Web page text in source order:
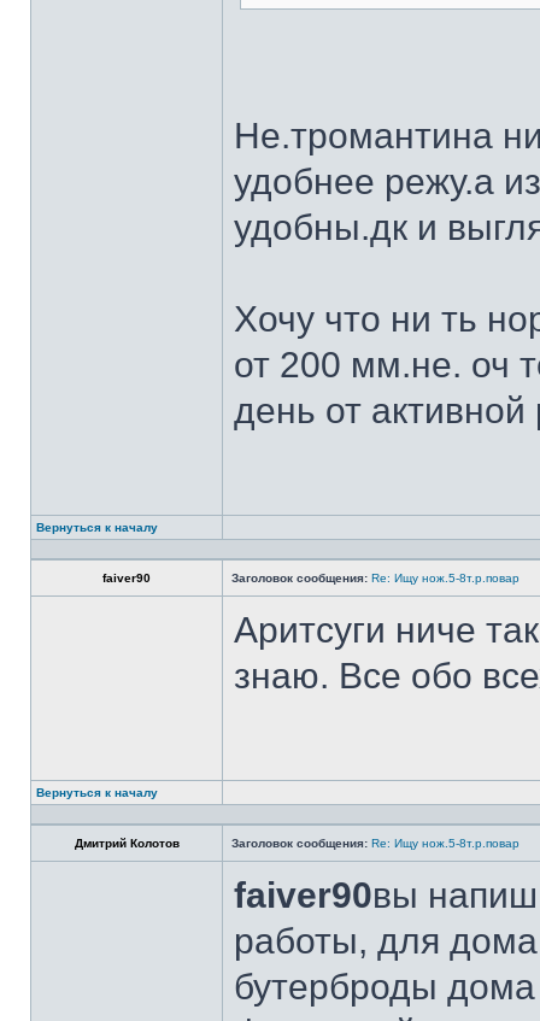
Не.тромантина
удобнее режу.а
удобны.дк и
Хочу что ни ть
от 200 мм.не. оч
день от
Вернуться к началу
faiver90 Заголовок сообщения: Re: Ищу нож.5-8т.р.повар
Аритсуги ниче
знаю. Все обо
Вернуться к началу
Дмитрий Колотов Заголовок сообщения: Re: Ищу нож.5-8т.р.повар
faiver90вы
работы, для
бутерброды дома